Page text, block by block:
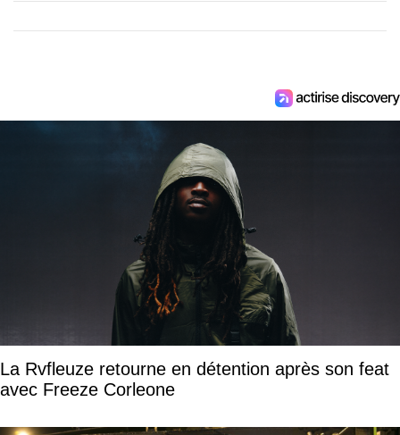
La Rvfleuze retourne en détention après son feat
avec Freeze Corleone